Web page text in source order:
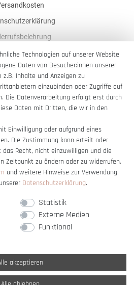
AGB
Impressum
widerrufen
Technologien auf unserer Website
Daten von Besucher:innen unserer
z.B. Inhalte und Anzeigen zu
einzubinden oder Zugriffe auf
Die Datenverarbeitung erfolgt erst durch
Daten mit Dritten, die wir in den
Einwilligung oder aufgrund eines
Die Zustimmung kann erteilt oder
Recht, nicht einzuwilligen und die
Zeitpunkt zu ändern oder zu widerrufen.
und weitere Hinweise zur Verwendung
Daten­schutz­erklärung.
Statistik
Externe Medien
Funktional
akzeptieren